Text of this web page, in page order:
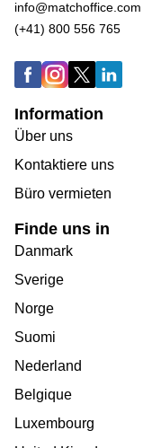
info@matchoffice.com
(+41) 800 556 765
Information
Über uns
Kontaktiere uns
Büro vermieten
Finde uns in
Danmark
Sverige
Norge
Suomi
Nederland
Belgique
Luxembourg